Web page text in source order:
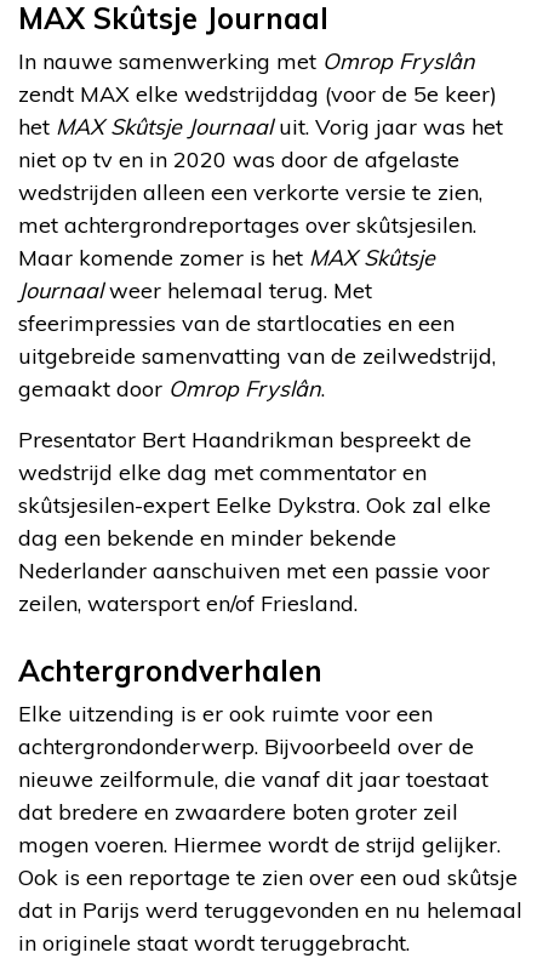
MAX Skûtsje Journaal
In nauwe samenwerking met Omrop Fryslân
zendt MAX elke wedstrijddag (voor de 5e keer)
het MAX Skûtsje Journaaluit. Vorig jaar was het
niet op tv en in 2020 was door de afgelaste
wedstrijden alleen een verkorte versie te zien,
met achtergrondreportages over skûtsjesilen.
Maar komende zomer is het MAX Skûtsje
Journaalweer helemaal terug. Met
sfeerimpressies van de startlocaties en een
uitgebreide samenvatting van de zeilwedstrijd,
gemaakt door Omrop Fryslân.
Presentator Bert Haandrikman bespreekt de
wedstrijd elke dag met commentator en
skûtsjesilen-expert Eelke Dykstra. Ook zal elke
dag een bekende en minder bekende
Nederlander aanschuiven met een passie voor
zeilen, watersport en/of Friesland.
Achtergrondverhalen
Elke uitzending is er ook ruimte voor een
achtergrondonderwerp. Bijvoorbeeld over de
nieuwe zeilformule, die vanaf dit jaar toestaat
dat bredere en zwaardere boten groter zeil
mogen voeren. Hiermee wordt de strijd gelijker.
Ook is een reportage te zien over een oud skûtsje
dat in Parijs werd teruggevonden en nu helemaal
in originele staat wordt teruggebracht.